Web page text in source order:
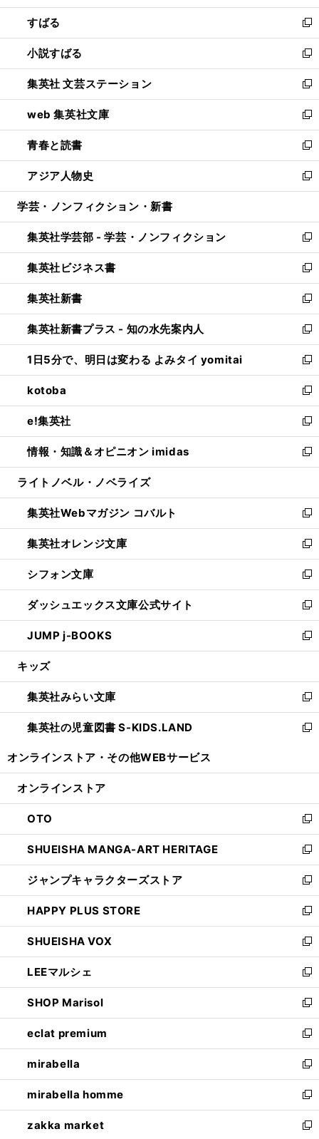
開
く
ウ
で
開
く
ン
ド
ウ
で
開
く
すばる
新
し
い
ウ
ィ
ン
ド
ウ
で
開
く
小説すばる
新
し
い
ウ
ィ
ン
ド
ウ
で
開
集英社 文芸ステーション
新
し
い
ウ
ィ
ン
ド
ウ
開
く
web 集英社文庫
新
し
い
ウ
ィ
ン
ウ
で
開
く
青春と読書
新
し
い
ウ
ン
ド
ウ
で
開
く
アジア人物史
新
し
ウ
ィ
ン
ド
ウ
で
開
く
学芸・ノンフィクション・新書
集英社学芸部 - 学芸・ノンフィクション
新
し
い
ウ
ィ
ン
ド
ウ
で
開
く
集英社ビジネス書
新
し
い
ウ
ィ
ン
ド
ウ
で
開
く
集英社新書
新
し
い
ウ
ィ
ン
ド
ウ
で
開
く
集英社新書プラス - 知の水先案内人
新
し
い
ウ
ィ
ン
ド
ウ
で
開
1日5分で、明日は変わる よみタイ yomitai
新
し
い
ウ
ィ
ン
ド
ウ
開
く
kotoba
新
し
い
ウ
ィ
ン
ウ
で
開
く
e!集英社
新
し
い
ウ
ン
ド
ウ
で
開
く
情報・知識＆オピニオン imidas
新
し
ウ
ィ
ン
ド
ウ
で
開
く
ライトノベル・ノベライズ
集英社Webマガジン コバルト
新
し
い
ウ
ィ
ン
ド
ウ
で
開
集英社オレンジ文庫
新
し
い
ウ
ィ
ン
ド
ウ
開
く
シフォン文庫
新
し
い
ウ
ィ
ン
ウ
で
開
く
ダッシュエックス文庫公式サイト
新
し
い
ウ
ン
ド
ウ
で
JUMP j-BOOKS
新
し
ウ
ィ
ン
ド
開
キッズ
集英社みらい文庫
新
し
い
ン
ウ
で
開
く
集英社の児童図書 S-KIDS.LAND
新
ウ
ン
ド
ウ
で
開
く
オンラインストア・ その他WEBサービス
オンラインストア
OTO
新
し
い
ウ
ィ
ン
ド
ウ
で
開
く
SHUEISHA MANGA-ART HERITAGE
新
し
い
ウ
ィ
ン
ド
ウ
で
開
く
ジャンプキャラクターズストア
新
し
い
ウ
ィ
ン
ド
ウ
で
開
く
HAPPY PLUS STORE
新
し
い
ウ
ィ
ン
ド
ウ
で
開
く
SHUEISHA VOX
新
し
い
ウ
ィ
ン
ド
ウ
で
開
く
LEEマルシェ
新
し
い
ウ
ィ
ン
ド
ウ
で
開
く
SHOP Marisol
新
し
い
ウ
ィ
ン
ド
ウ
で
eclat premium
新
し
い
ウ
ィ
ン
ド
mirabella
新
し
い
ウ
ィ
mirabella homme
新
し
い
zakka market
新